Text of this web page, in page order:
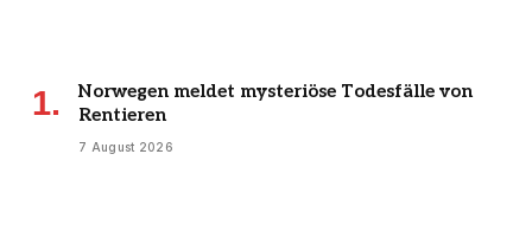
Norwegen meldet mysteriöse Todesfälle von
Rentieren
7 August 2026